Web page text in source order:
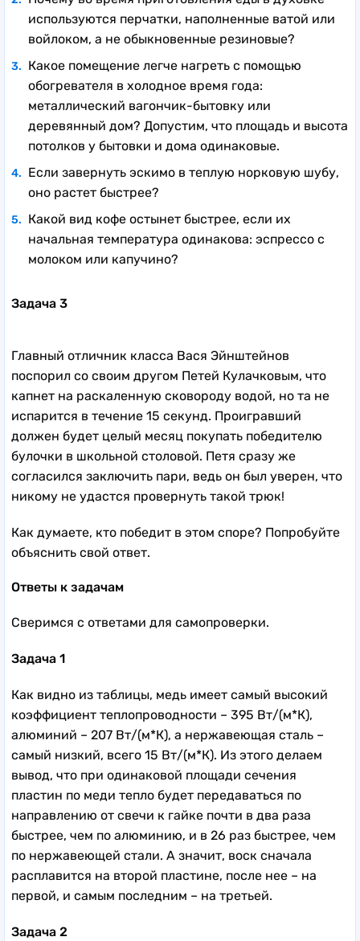
используются перчатки, наполненные ватой или
войлоком, а не обыкновенные резиновые?
Какое помещение легче нагреть с помощью
обогревателя в холодное время года:
металлический вагончик-бытовку или
деревянный дом? Допустим, что площадь и высота
потолков у бытовки и дома одинаковые.
Если завернуть эскимо в теплую норковую шубу,
оно растет быстрее?
Какой вид кофе остынет быстрее, если их
начальная температура одинакова: эспрессо с
молоком или капучино?
Задача 3
Главный отличник класса Вася Эйнштейнов
поспорил со своим другом Петей Кулачковым, что
капнет на раскаленную сковороду водой, но та не
испарится в течение 15 секунд. Проигравший
должен будет целый месяц покупать победителю
булочки в школьной столовой. Петя сразу же
согласился заключить пари, ведь он был уверен, что
никому не удастся провернуть такой трюк!
Как думаете, кто победит в этом споре? Попробуйте
объяснить свой ответ.
Ответы к задачам
Сверимся с ответами для самопроверки.
Задача 1
Как видно из таблицы, медь имеет самый высокий
коэффициент теплопроводности – 395 Вт/(м*К),
алюминий – 207 Вт/(м*К), а нержавеющая сталь –
самый низкий, всего 15 Вт/(м*К). Из этого делаем
вывод, что при одинаковой площади сечения
пластин по меди тепло будет передаваться по
направлению от свечи к гайке почти в два раза
быстрее, чем по алюминию, и в 26 раз быстрее, чем
по нержавеющей стали. А значит, воск сначала
расплавится на второй пластине, после нее – на
первой, и самым последним – на третьей.
Задача 2